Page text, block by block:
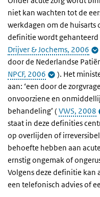
niet kan wachten tot de
werkdagen om de huisarts
definitie wordt gehanteerd
Drijver & Jochems, 2006
door de Nederlandse
NPCF, 2006
). Het
aan: ‘een door de
onvoorziene en
behandeling’ ( VWS, 2008
staat in deze definities
op overlijden of
behoefte hebben aan
ernstig ongemak of
Volgens deze definitie kan
een telefonisch advies of